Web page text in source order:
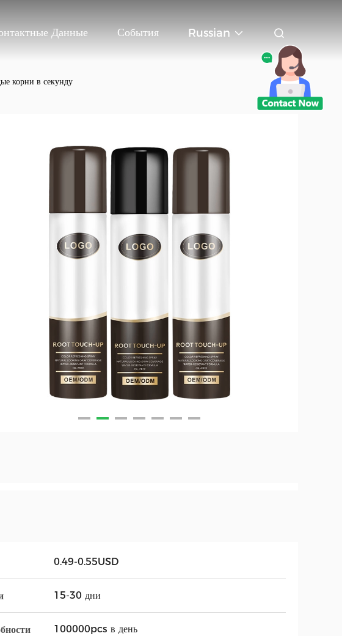
Данные События Russian
корни в секунду
0.49-0.55USD
15-30 дни
100000pcs в день